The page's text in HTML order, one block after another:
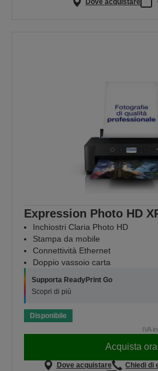
Dove acquistare
Expression Photo HD
Inchiostri Claria Photo HD
Stampa da mobile
Connettività Ethernet
Doppio vassoio carta
Supporta ReadyPrint Go
Scopri di più
Disponibile
IVA
Acquista ora
Dove acquistare
Chiedi di